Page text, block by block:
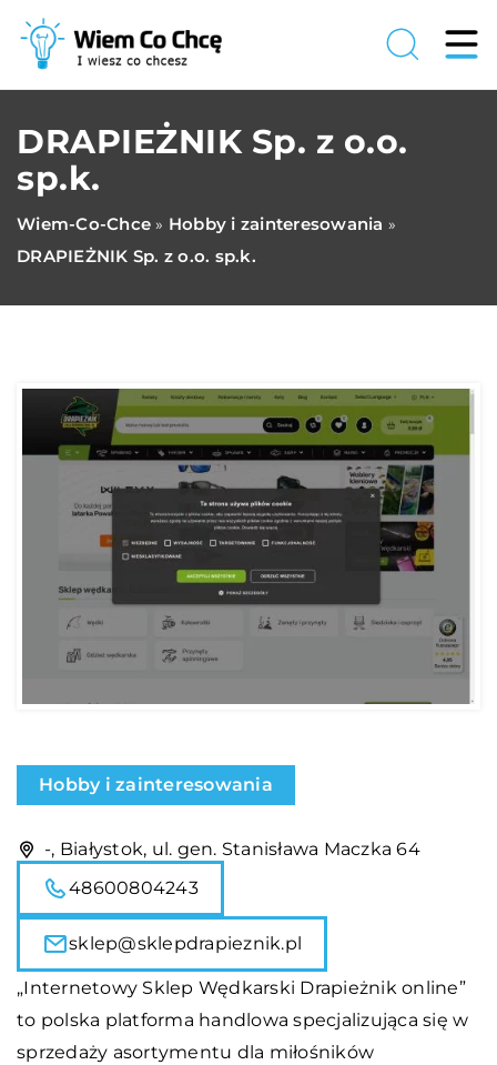
DRAPIEŻNIK Sp. z o.o.
sp.k.
Wiem-Co-Chce » Hobby i zainteresowania »
DRAPIEŻNIK Sp. z o.o. sp.k.
Hobby i zainteresowania
-, Białystok, ul. gen. Stanisława Maczka 64
48600804243
sklep@sklepdrapieznik.pl
„Internetowy Sklep Wędkarski Drapieżnik online”
to polska platforma handlowa specjalizująca się w
sprzedaży asortymentu dla miłośników